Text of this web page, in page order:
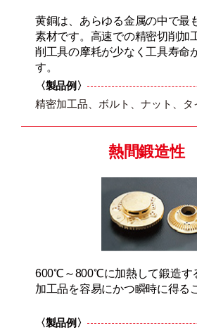
黄銅は、あらゆる金属の中で最
素材です。高速での精密切削加
削工具の摩耗が少なく工具寿命
す。
〈製品例〉
精密加工品、ボルト、ナット、
熱間鍛造性
600℃～800℃に加熱して鍛造す
加工品を容易にかつ瞬時に得る
〈製品例〉